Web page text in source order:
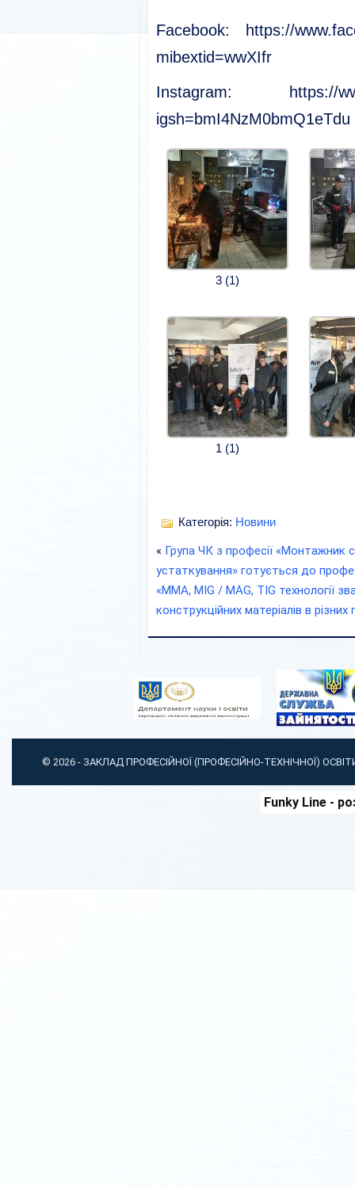
Facebook: https://
mibextid=wwXIfr
Instagram: https://
igsh=bmI4NzM0bmQ1eTdu
3 (1)
1 (1)
Категорія: Новини
« Група ЧК з професії «Монтажник
устаткування» готується до
«MMA, MIG / MAG, TIG технології
конструкційних матеріалів в
© 2026 - ЗАКЛАД ПРОФЕСІЙНОЇ (ПРОФЕСІЙНО-ТЕХНІЧНОЇ)
Funky Line-